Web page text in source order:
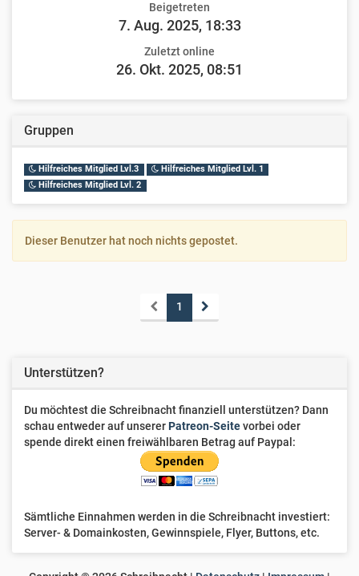
Beigetreten
7. Aug. 2025, 18:33
Zuletzt online
26. Okt. 2025, 08:51
Gruppen
Hilfreiches Mitglied Lvl.3
Hilfreiches Mitglied Lvl. 1
Hilfreiches Mitglied Lvl. 2
Dieser Benutzer hat noch nichts gepostet.
1
Unterstützen?
Du möchtest die Schreibnacht finanziell unterstützen? Dann
schau entweder auf unsererPatreon-Seitevorbei oder
spende direkt einen freiwählbaren Betrag auf Paypal:
Sämtliche Einnahmen werden in die Schreibnacht investiert:
Server- & Domainkosten, Gewinnspiele, Flyer, Buttons, etc.